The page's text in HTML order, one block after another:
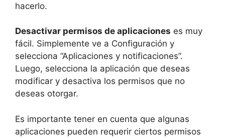
hacerlo.
Desactivar permisos de aplicaciones es muy
fácil. Simplemente ve a Configuración y
selecciona “Aplicaciones y notificaciones”.
Luego, selecciona la aplicación que deseas
modificar y desactiva los permisos que no
deseas otorgar.
Es importante tener en cuenta que algunas
aplicaciones pueden requerir ciertos permisos